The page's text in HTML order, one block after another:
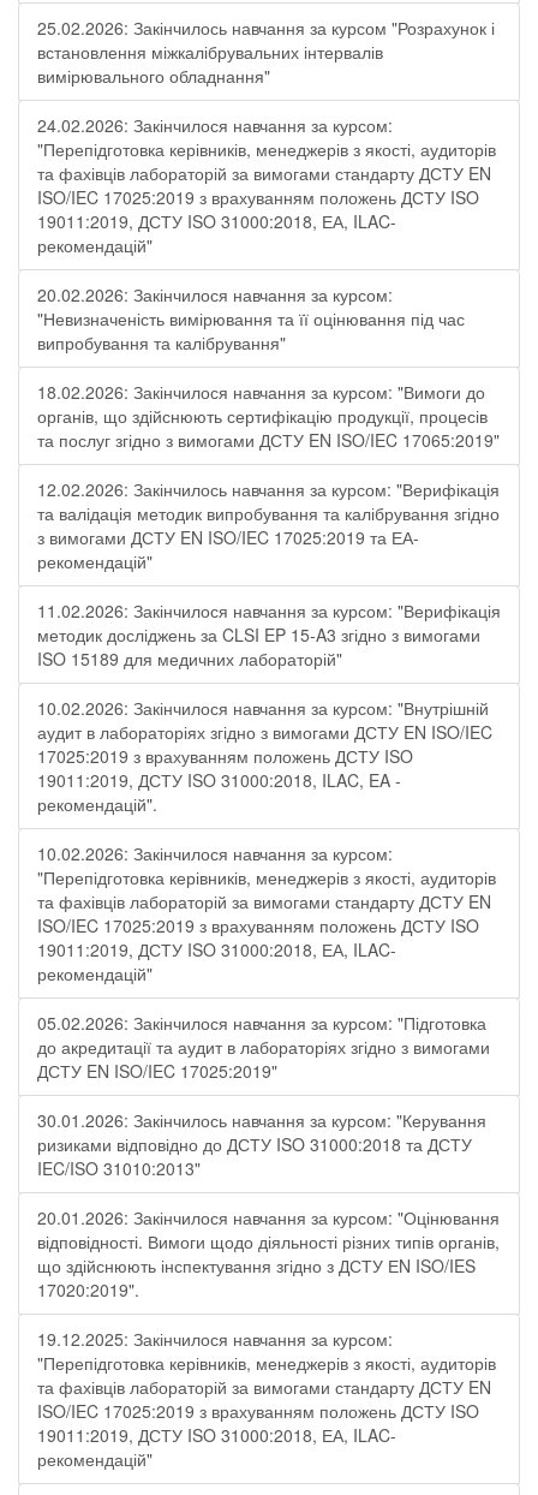
25.02.2026: Закінчилось навчання за курсом "Розрахунок і
встановлення міжкалібрувальних інтервалів
вимірювального обладнання"
24.02.2026: Закінчилося навчання за курсом:
"Перепідготовка керівників, менеджерів з якості, аудиторів
та фахівців лабораторій за вимогами стандарту ДСТУ EN
ISO/IEC 17025:2019 з врахуванням положень ДСТУ ISO
19011:2019, ДСТУ ISO 31000:2018, ЕА, ILAC-
рекомендацій"
20.02.2026: Закінчилося навчання за курсом:
"Невизначеність вимірювання та її оцінювання під час
випробування та калібрування"
18.02.2026: Закінчилося навчання за курсом: "Вимоги до
органів, що здійснюють сертифікацію продукції, процесів
та послуг згідно з вимогами ДСТУ EN ISO/IEC 17065:2019"
12.02.2026: Закінчилось навчання за курсом: "Верифікація
та валідація методик випробування та калібрування згідно
з вимогами ДСТУ EN ISO/IEC 17025:2019 та ЕА-
рекомендацій"
11.02.2026: Закінчилося навчання за курсом: "Верифікація
методик досліджень за CLSI EP 15-A3 згідно з вимогами
ISO 15189 для медичних лабораторій"
10.02.2026: Закінчилося навчання за курсом: "Внутрішній
аудит в лабораторіях згідно з вимогами ДСТУ EN ISO/IEC
17025:2019 з врахуванням положень ДСТУ ISO
19011:2019, ДСТУ ISO 31000:2018, ILAC, EA -
рекомендацій".
10.02.2026: Закінчилося навчання за курсом:
"Перепідготовка керівників, менеджерів з якості, аудиторів
та фахівців лабораторій за вимогами стандарту ДСТУ EN
ISO/IEC 17025:2019 з врахуванням положень ДСТУ ISO
19011:2019, ДСТУ ISO 31000:2018, ЕА, ILAC-
рекомендацій"
05.02.2026: Закінчилося навчання за курсом: "Підготовка
до акредитації та аудит в лабораторіях згідно з вимогами
ДСТУ EN ISO/IEC 17025:2019"
30.01.2026: Закінчилось навчання за курсом: "Керування
ризиками відповідно до ДСТУ ISO 31000:2018 та ДСТУ
IEC/ISO 31010:2013"
20.01.2026: Закінчилося навчання за курсом: "Оцінювання
відповідності. Вимоги щодо діяльності різних типів органів,
що здійснюють інспектування згідно з ДСТУ ЕN ISO/IES
17020:2019".
19.12.2025: Закінчилося навчання за курсом:
"Перепідготовка керівників, менеджерів з якості, аудиторів
та фахівців лабораторій за вимогами стандарту ДСТУ EN
ISO/IEC 17025:2019 з врахуванням положень ДСТУ ISO
19011:2019, ДСТУ ISO 31000:2018, ЕА, ILAC-
рекомендацій"